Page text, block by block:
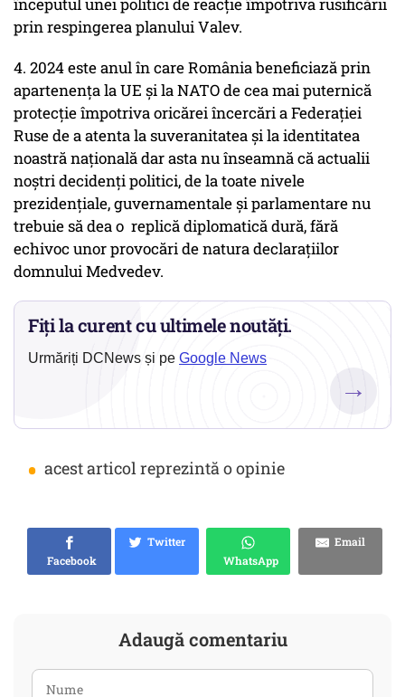
începutul unei politici de reacție împotriva rusificării
prin respingerea planului Valev.
4. 2024 este anul în care România beneficiază prin
apartenența la UE și la NATO de cea mai puternică
protecție împotriva oricărei încercări a Federației
Ruse de a atenta la suveranitatea și la identitatea
noastră națională dar asta nu înseamnă că actualii
noștri decidenți politici, de la toate nivele
prezidențiale, guvernamentale și parlamentare nu
trebuie să dea o replică diplomatică dură, fără
echivoc unor provocări de natura declarațiilor
domnului Medvedev.
Fiți la curent cu ultimele noutăți.
Urmăriți DCNews și pe Google News
→
• acest articol reprezintă o opinie
Facebook
Twitter
WhatsApp
Email
Adaugă comentariu